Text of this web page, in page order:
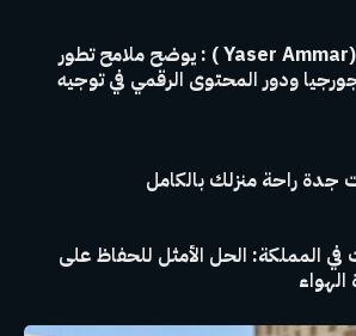
رأي خبير: ياسر عمار (Yaser Ammar ) : يوضح ملامح تطور
ودور المحتوى الرقمي في توجيه
راحة منزلك بالكامل
المملكة: الحل الأمثل للحفاظ على